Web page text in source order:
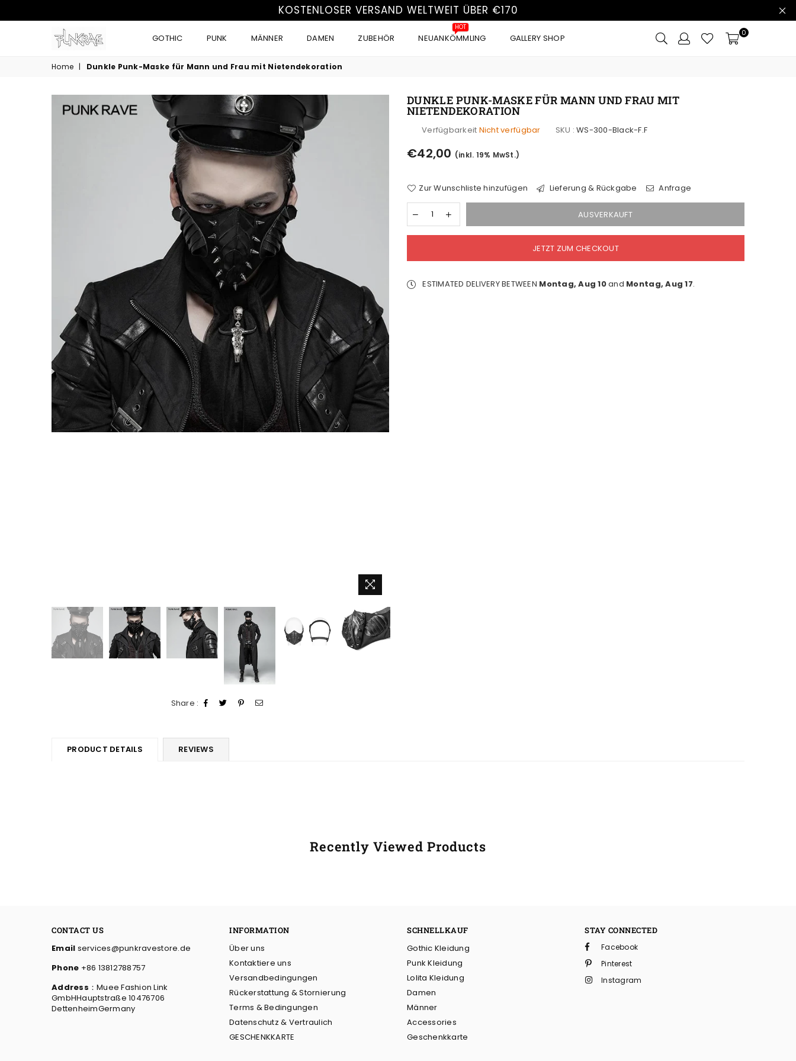
KOSTENLOSER VERSAND WELTWEIT ÜBER €170
GOTHIC PUNK MÄNNER DAMEN ZUBEHÖR NEUANKÖMMLING
HOT
GALLERY SHOP 0
Home | Dunkle Punk-Maske für Mann und Frau mit Nietendekoration
Share :
DUNKLE PUNK-MASKE FÜR MANN UND FRAU MIT
NIETENDEKORATION
Verfügbarkeit Nicht verfügbar SKU :WS-300-Black-F.F
Normaler
Preis
€42,00 (inkl. 19% MwSt.)
Zur Wunschliste hinzufügen Lieferung & Rückgabe Anfrage
AUSVERKAUFT
JETZT ZUM CHECKOUT
ESTIMATED DELIVERY BETWEEN Montag, Aug 10and Montag, Aug 17.
PRODUCT DETAILS REVIEWS
Recently Viewed Products
CONTACT US
Email services@punkravestore.de
Phone +86 13812788757
Address ：Muee Fashion Link
GmbHHauptstraße 10476706
DettenheimGermany
INFORMATION
Über uns
Kontaktiere uns
Versandbedingungen
Rückerstattung & Stornierung
Terms & Bedingungen
Datenschutz & Vertraulich
GESCHENKKARTE
SCHNELLKAUF
Gothic Kleidung
Punk Kleidung
Lolita Kleidung
Damen
Männer
Accessories
Geschenkkarte
STAY CONNECTED
Facebook
Pinterest
Instagram